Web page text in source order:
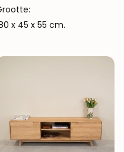
x 45 x 55 cm.